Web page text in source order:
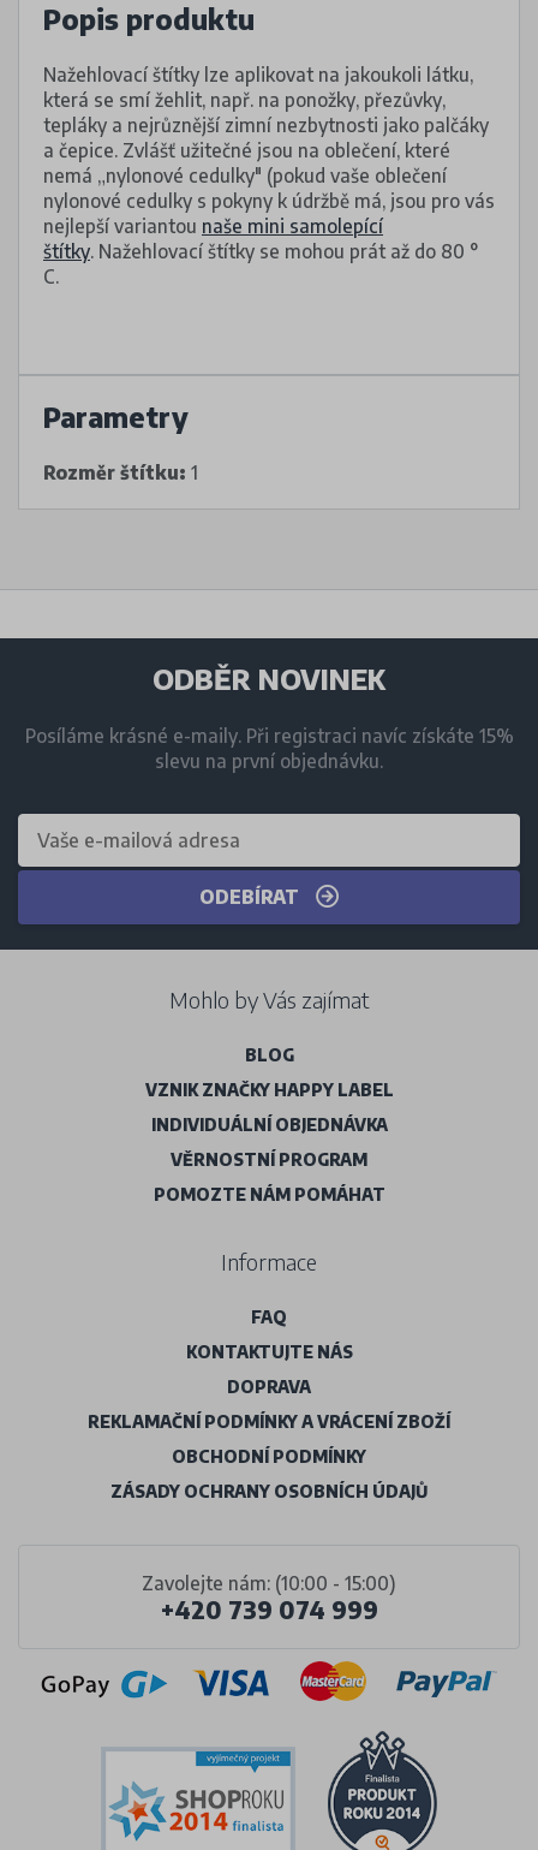
Popis produktu
Nažehlovací štítky lze aplikovat na jakoukoli látku,
která se smí žehlit, např. na ponožky, přezůvky,
tepláky a nejrůznější zimní nezbytnosti jako palčáky
a čepice. Zvlášť užitečné jsou na oblečení, které
nemá „nylonové cedulky" (pokud vaše oblečení
nylonové cedulky s pokyny k údržbě má, jsou pro vás
nejlepší variantou naše mini samolepící
štítky . Nažehlovací štítky se mohou prát až do 80 °
C.
Parametry
Rozměr štítku: 1
ODBĚR NOVINEK
Posíláme krásné e-maily. Při registraci navíc získáte 15%
slevu na první objednávku.
ODEBÍRAT
Zavolejte nám: (10:00 - 15:00)
+420 739 074 999
Mohlo by Vás zajímat
BLOG
VZNIK ZNAČKY HAPPY LABEL
INDIVIDUÁLNÍ OBJEDNÁVKA
VĚRNOSTNÍ PROGRAM
POMOZTE NÁM POMÁHAT
Informace
FAQ
KONTAKTUJTE NÁS
DOPRAVA
REKLAMAČNÍ PODMÍNKY A VRÁCENÍ ZBOŽÍ
OBCHODNÍ PODMÍNKY
ZÁSADY OCHRANY OSOBNÍCH ÚDAJŮ